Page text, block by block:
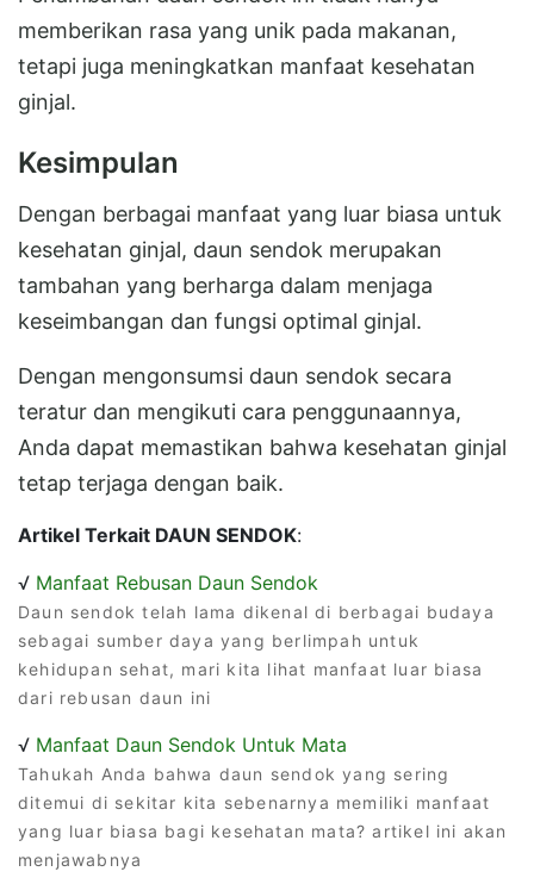
memberikan rasa yang unik pada makanan,
tetapi juga meningkatkan manfaat kesehatan
ginjal.
Kesimpulan
Dengan berbagai manfaat yang luar biasa untuk
kesehatan ginjal, daun sendok merupakan
tambahan yang berharga dalam menjaga
keseimbangan dan fungsi optimal ginjal.
Dengan mengonsumsi daun sendok secara
teratur dan mengikuti cara penggunaannya,
Anda dapat memastikan bahwa kesehatan ginjal
tetap terjaga dengan baik.
Artikel Terkait DAUN SENDOK:
√ Manfaat Rebusan Daun Sendok
Daun sendok telah lama dikenal di berbagai budaya
sebagai sumber daya yang berlimpah untuk
kehidupan sehat, mari kita lihat manfaat luar biasa
dari rebusan daun ini
√ Manfaat Daun Sendok Untuk Mata
Tahukah Anda bahwa daun sendok yang sering
ditemui di sekitar kita sebenarnya memiliki manfaat
yang luar biasa bagi kesehatan mata? artikel ini akan
menjawabnya